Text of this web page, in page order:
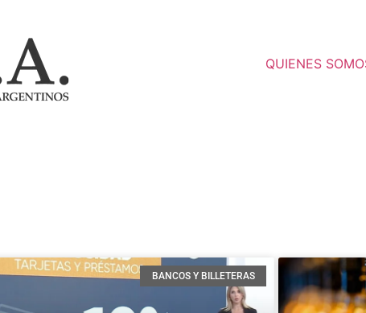
QUIENES
BANCOS Y BILLETERAS